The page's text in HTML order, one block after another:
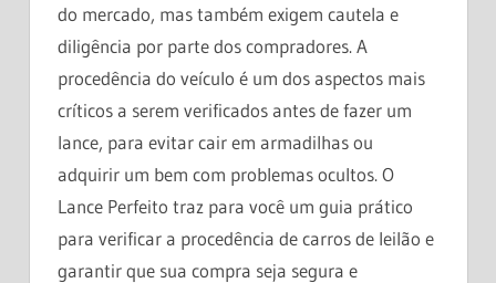
do mercado, mas também exigem cautela e
diligência por parte dos compradores. A
procedência do veículo é um dos aspectos mais
críticos a serem verificados antes de fazer um
lance, para evitar cair em armadilhas ou
adquirir um bem com problemas ocultos. O
Lance Perfeito traz para você um guia prático
para verificar a procedência de carros de leilão e
garantir que sua compra seja segura e